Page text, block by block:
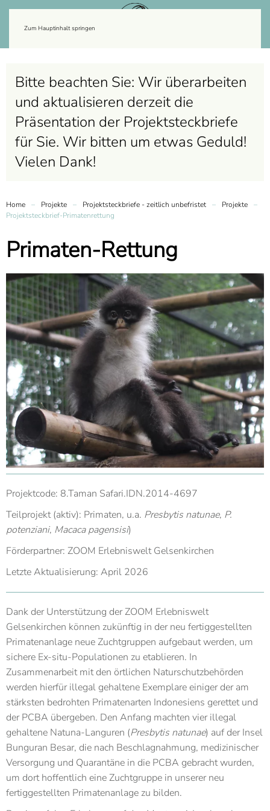
Zum Hauptinhalt springen
Bitte beachten Sie: Wir überarbeiten
und aktualisieren derzeit die
Präsentation der Projektsteckbriefe
für Sie. Wir bitten um etwas Geduld!
Vielen Dank!
Home Projekte Projektsteckbriefe - zeitlich unbefristet
Projekte
Projektsteckbrief-Primatenrettung
Primaten-Rettung
Projektcode: 8.Taman Safari.IDN.2014-4697
Teilprojekt (aktiv): Primaten, u.a. Presbytis natunae, P.
potenziani, Macaca pagensisi)
Förderpartner: ZOOM Erlebniswelt Gelsenkirchen
Letzte Aktualisierung: April 2026
Dank der Unterstützung der ZOOM Erlebniswelt
Gelsenkirchen können zukünftig in der neu fertiggestellten
Primatenanlage neue Zuchtgruppen aufgebaut werden, um
sichere Ex-situ-Populationen zu etablieren. In
Zusammenarbeit mit den örtlichen Naturschutzbehörden
werden hierfür illegal gehaltene Exemplare einiger der am
stärksten bedrohten Primatenarten Indonesiens gerettet und
der PCBA übergeben. Den Anfang machten vier illegal
gehaltene Natuna-Languren (Presbytis natunae) auf der Insel
Bunguran Besar, die nach Beschlagnahmung, medizinischer
Versorgung und Quarantäne in die PCBA gebracht wurden,
um dort hoffentlich eine Zuchtgruppe in unserer neu
fertiggestellten Primatenanlage zu bilden.